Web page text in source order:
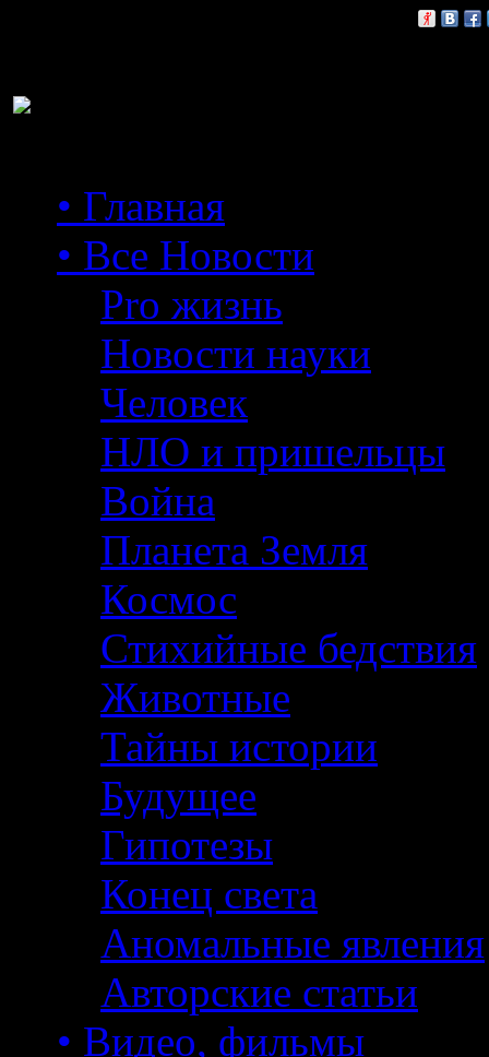
• Главная
• Все Новости
Pro жизнь
Новости науки
Человек
НЛО и пришельцы
Война
Планета Земля
Космос
Стихийные бедствия
Животные
Тайны истории
Будущее
Гипотезы
Конец света
Аномальные явления
Авторские статьи
• Видео, фильмы